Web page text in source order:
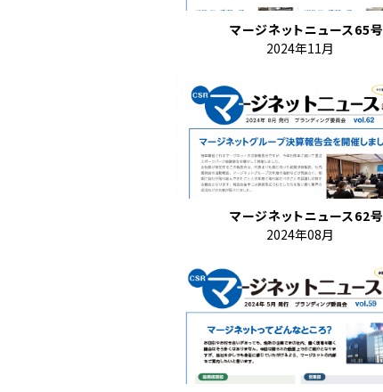
マージネットニュース65号
2024年11月
マージネットニュース62号
2024年08月